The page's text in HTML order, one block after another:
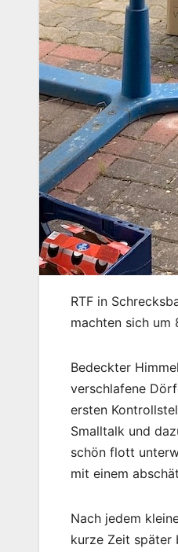
RTF in
machten sich um
Bedeckter
verschlafene
ersten
Smalltalk und
schön flott
mit einem
Nach jedem
kurze Zeit später